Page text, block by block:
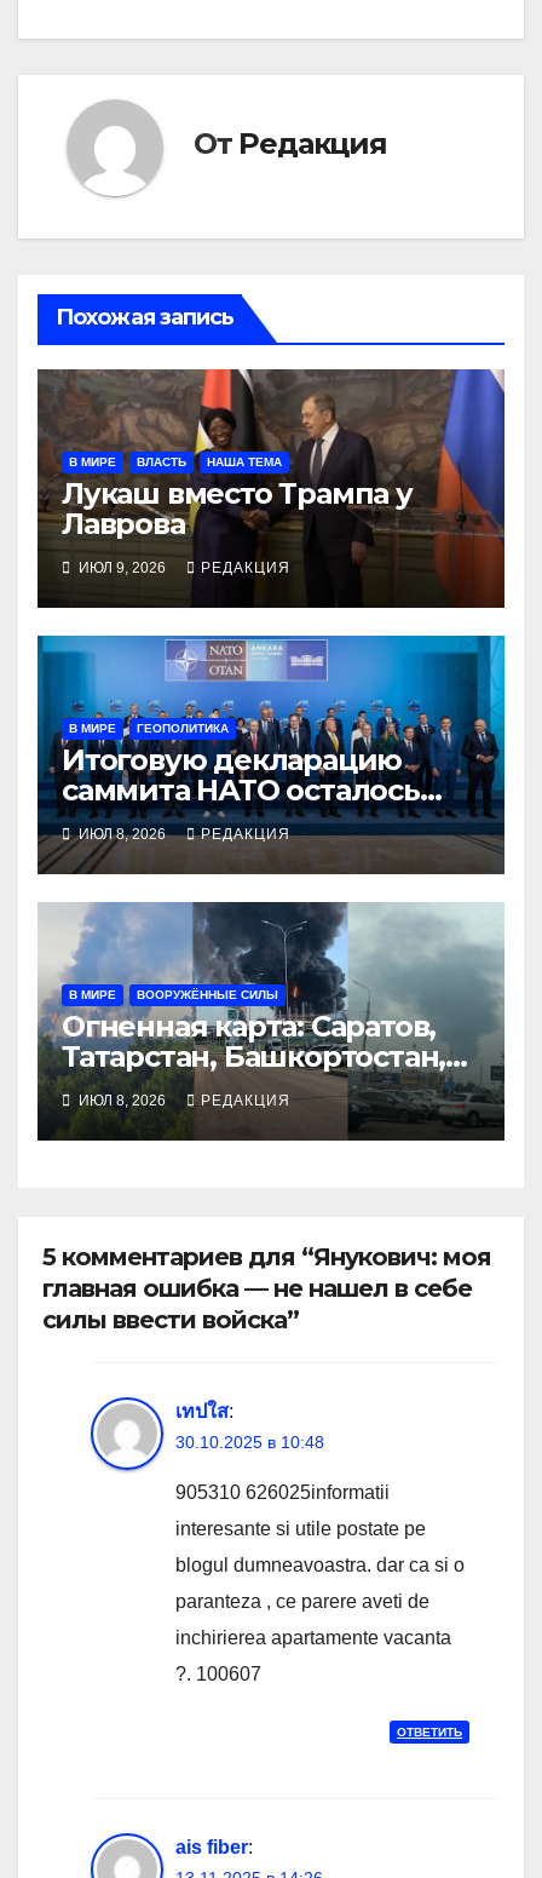
От Редакция
Похожая запись
В МИРЕ ВЛАСТЬ НАША ТЕМА
Лукаш вместо Трампа у
Лаврова
ИЮЛ 9, 2026 РЕДАКЦИЯ
В МИРЕ ГЕОПОЛИТИКА
Итоговую декларацию
саммита НАТО осталось
всего лишь выполнить
ИЮЛ 8, 2026 РЕДАКЦИЯ
В МИРЕ ВООРУЖЁННЫЕ СИЛЫ
Огненная карта: Саратов,
Татарстан, Башкортостан,
Воронеж
ИЮЛ 8, 2026 РЕДАКЦИЯ
5 комментариев для “Янукович: моя
главная ошибка — не нашел в себе
силы ввести войска”
เทปใส:
30.10.2025 в 10:48
905310 626025informatii
interesante si utile postate pe
blogul dumneavoastra. dar ca si o
paranteza , ce parere aveti de
inchirierea apartamente vacanta
?. 100607
ОТВЕТИТЬ
ais fiber: